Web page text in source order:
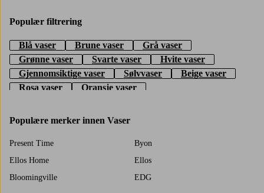
Populær filtrering
Blå vaser Brune vaser
Grå vaser
Grønne vaser
Svarte vaser
Hvite vaser
Gjennomsiktige vaser
Sølvvaser
Beige vaser
Rosa vaser
Oransje vaser
Populære merker innen Vaser
Present Time
Byon
Ellos Home
Ellos
Bloomingville
EDG